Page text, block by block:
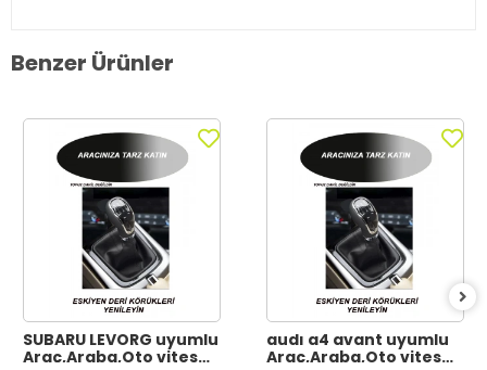
Benzer Ürünler
SUBARU LEVORG uyumlu
Araç,Araba,Oto vites
audı a4 avant uyumlu
Araç,Araba,Oto vites